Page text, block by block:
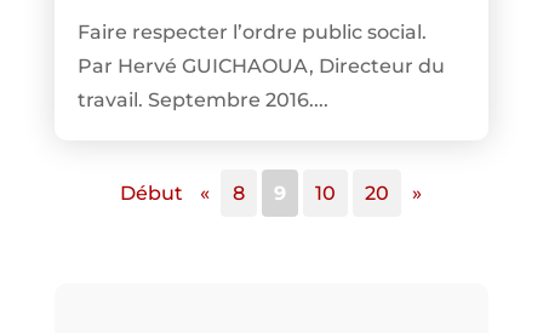
Faire respecter l’ordre public social.
Par Hervé GUICHAOUA, Directeur du
travail. Septembre 2016....
Début « 8 9 10 20 »